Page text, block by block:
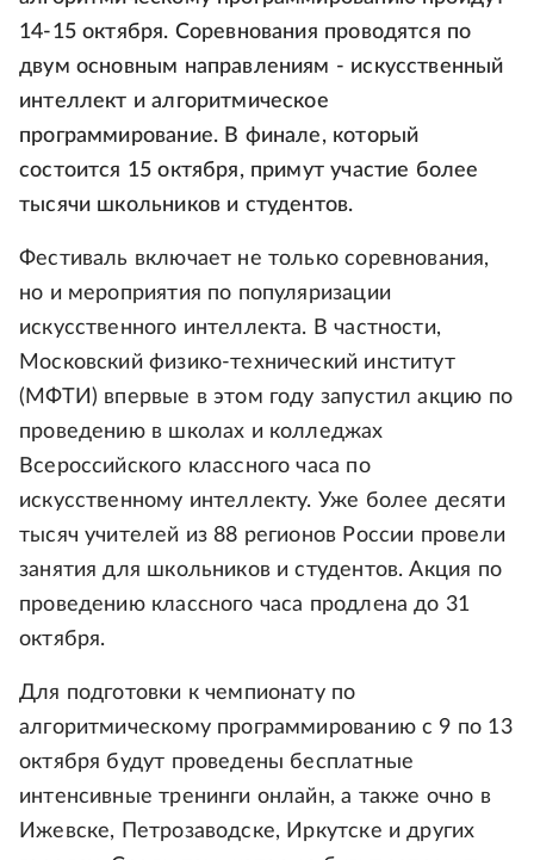
14-15 октября. Соревнования проводятся по
двум основным направлениям - искусственный
интеллект и алгоритмическое
программирование. В финале, который
состоится 15 октября, примут участие более
тысячи школьников и студентов.
Фестиваль включает не только соревнования,
но и мероприятия по популяризации
искусственного интеллекта. В частности,
Московский физико-технический институт
(МФТИ) впервые в этом году запустил акцию по
проведению в школах и колледжах
Всероссийского классного часа по
искусственному интеллекту. Уже более десяти
тысяч учителей из 88 регионов России провели
занятия для школьников и студентов. Акция по
проведению классного часа продлена до 31
октября.
Для подготовки к чемпионату по
алгоритмическому программированию с 9 по 13
октября будут проведены бесплатные
интенсивные тренинги онлайн, а также очно в
Ижевске, Петрозаводске, Иркутске и других